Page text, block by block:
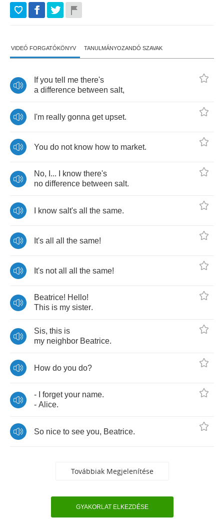
VIDEÓ FORGATÓKÖNYV TANULMÁNYOZANDÓ SZAVAK
If you tell me there's
a difference between salt,
I'm really gonna get upset.
You do not know how to market.
No, ... know there's
no difference between salt.
know salt's all the same.
It's all all the same!
It's not all all the same!
Beatrice! Hello!
This is my sister.
Sis, this is
my neighbor Beatrice.
How do you do?
- forget your name.
- Alice.
So nice to see you, Beatrice.
Továbbiak Megjelenítése
GYAKORLAT ELKEZDÉSE